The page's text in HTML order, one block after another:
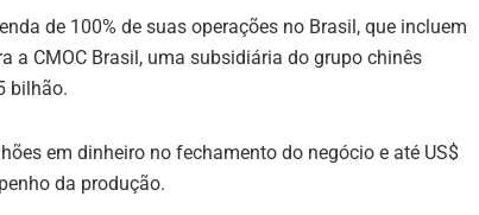
de 100% de suas operações no Brasil, que incluem
a CMOC Brasil, uma subsidiária do grupo chinês
bilhão.
em dinheiro no fechamento do negócio e até US$
da produção.